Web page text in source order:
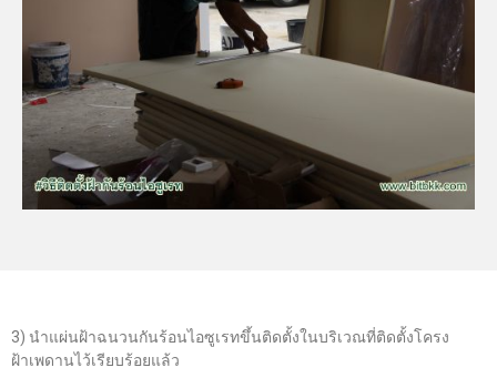
3) นำแผ่นฝ้าฉนวนกันร้อนไอซูเรทขึ้นติดตั้งในบริเวณที่ติดตั้งโครง
ฝ้าเพดานไว้เรียบร้อยแล้ว